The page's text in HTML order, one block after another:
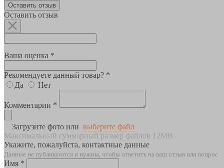
Оставить отзыв
Оставить отзыв
Ваша оценка *
Рекомендуете данный товар? *
Да
Нет
Комментарии *
Загрузите фото или выберите файл
Максимальный суммарный размер файлов 12MB
Укажите, пожалуйста, контактные данные
Данные не публикуются и нужны, чтобы ответить на ваш отзыв или вопрос
Имя *